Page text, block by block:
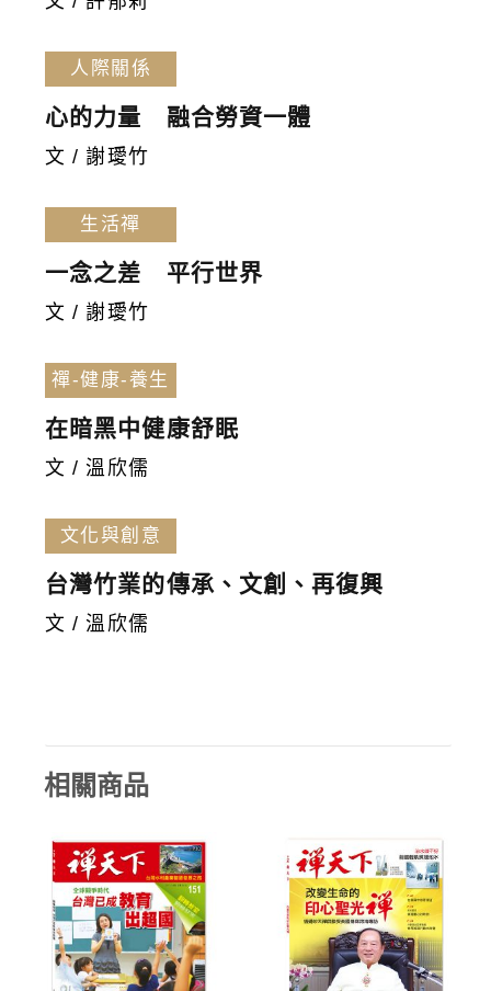
人際關係
心的力量 融合勞資一體
文 / 謝璦竹
生活禪
一念之差 平行世界
文 / 謝璦竹
禪-健康-養生
在暗黑中健康舒眠
文 / 溫欣儒
文化與創意
台灣竹業的傳承、文創、再復興
文 / 溫欣儒
相關商品